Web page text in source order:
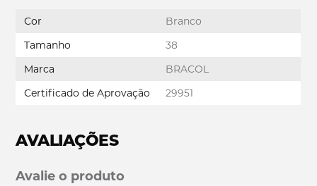
Cor
Branco
Tamanho
38
Marca
BRACOL
Certificado de Aprovação
29951
AVALIAÇÕES
Avalie o produto